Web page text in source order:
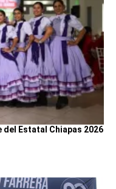
Estatal Chiapas 2026